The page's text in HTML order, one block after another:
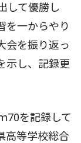
して優勝し
を一からやり
会を振り返っ
示し、記録更
70を記録して
高等学校総合